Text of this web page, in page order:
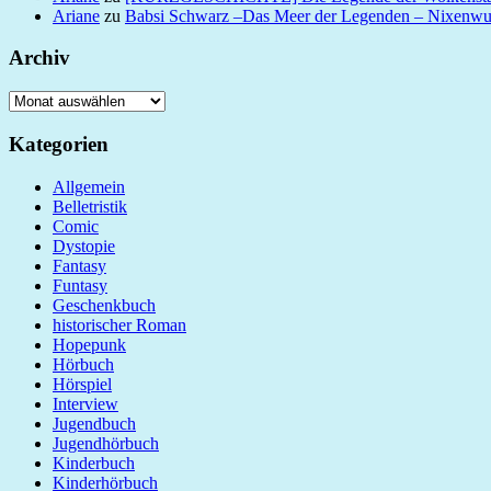
Ariane zu Babsi Schwarz –Das Meer der Legenden –
Archiv
Archiv
Kategorien
Allgemein
Belletristik
Comic
Dystopie
Fantasy
Funtasy
Geschenkbuch
historischer Roman
Hopepunk
Hörbuch
Hörspiel
Interview
Jugendbuch
Jugendhörbuch
Kinderbuch
Kinderhörbuch